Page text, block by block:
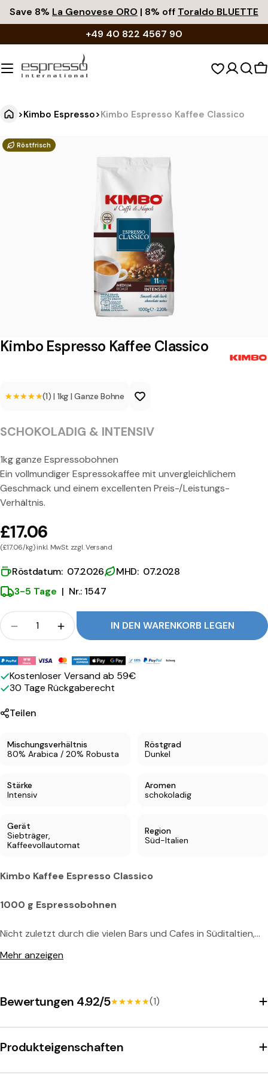
Zum
Inhalt
Save 8% La Genovese ORO | 8% off Toraldo BLUETTE
+49 40 822 4567 90
>Kimbo Espresso>Kimbo Espresso Kaffee Classico
K
s
K
a
f
f
e
e
C
l
a
s
s
i
c
o
SpringeRöstfrisch
Kimbo Espresso Kaffee Classico
★★★★★
★★★★★(1) | 1kg | Ganze Bohne
SCHOKOLADIG & INTENSIV
1kg ganze Espressobohnen
Ein vollmundiger Espressokaffee mit unvergleichlichem
Geschmack und einem excellenten Preis-/Leistungs-
Verhältnis.
£17.06
(£17.06/kg) inkl. MwSt. zzgl. Versand
Röstdatum: 07.2026
MHD: 07.2028
3-5 Tage | Nr.: 1547
Menge
Menge für Kimbo Espresso Kaffee Classico
Menge für Kimbo Espresso Kaffee
IN DEN WARENKORB LEGEN
Zahlungsmethoden
Kostenloser Versand ab 59€
30 Tage Rückgaberecht
Teilen
Teilen Sie dieses Produkt
Teilen:
Mischungsverhältnis
80% Arabica / 20% Robusta
Röstgrad
Dunkel
Stärke
Intensiv
Aromen
schokoladig
Gerät
Siebträger,
Kaffeevollautomat
Region
Süd-Italien
Kimbo Kaffee Espresso Classico
1000 g Espressobohnen
Nicht zuletzt durch die vielen Bars und Cafes in Süditaltien,
Espressokaffee immer mehr Anhänger und Liebhaber.
unbekannt und unterschätzt. In Italien schon die Nr. 2 auf
Mit der neuen SorteKimbo Espresso Classico
Mehr anzeigen
Bewertungen 4.92/5★★★★★
★★★★★(1)
Produkteigenschaften